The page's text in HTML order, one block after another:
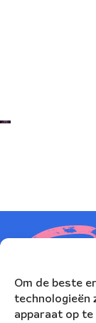
Om de beste
technologieën
apparaat op